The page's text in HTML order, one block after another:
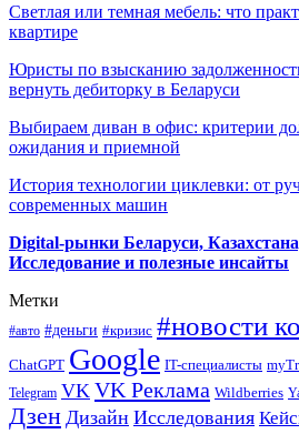
Светлая или темная мебель: что
квартире
Юристы по взысканию
вернуть дебиторку в Беларуси
Выбираем диван в офис: критерии
ожидания и приемной
История технологии циклевки: от
современных машин
Digital-рынки Беларуси,
Исследование и полезные инсайты
Метки
#авто #деньги #кризис #новости
ChatGPT Google IT-специалисты
Telegram VK VK Реклама Wildberries
Дзен Дизайн Исследования